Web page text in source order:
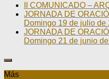
II COMUNICADO –
JORNADA DE
Domingo 19 de julio de
JORNADA DE
Domingo 21 de junio
Más